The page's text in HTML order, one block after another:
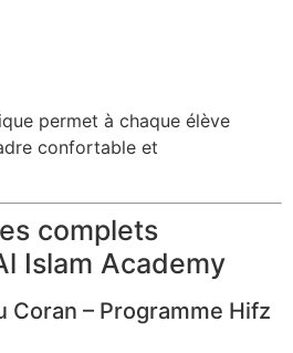
permet à chaque élève
confortable et
complets
Islam Academy
Coran – Programme Hifz